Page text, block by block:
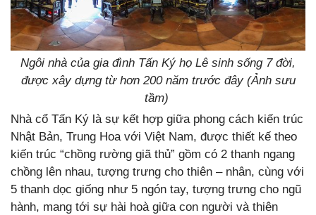
Ngôi nhà của gia đình Tấn Ký họ Lê sinh sống 7 đời,
được xây dựng từ hơn 200 năm trước đây (Ảnh sưu
tầm)
Nhà cổ Tấn Ký là sự kết hợp giữa phong cách kiến trúc
Nhật Bản, Trung Hoa với Việt Nam, được thiết kế theo
kiến trúc “chồng rường giã thủ” gồm có 2 thanh ngang
chồng lên nhau, tượng trưng cho thiên – nhân, cùng với
5 thanh dọc giống như 5 ngón tay, tượng trưng cho ngũ
hành, mang tới sự hài hoà giữa con người và thiên